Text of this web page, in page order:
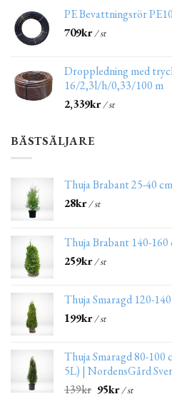
PE Bevattningsrör
709kr/ st
Droppledning med
16/2,3l/h/0,33/100 m
2,339kr/ st
BÄSTSÄLJARE
Thuja Brabant 25-40
28kr/ st
Thuja Brabant 140-
259kr/ st
Thuja Smaragd 120-
199kr/ st
Thuja Smaragd 80-100
5L) | NordensGård
139kr 95kr/ st